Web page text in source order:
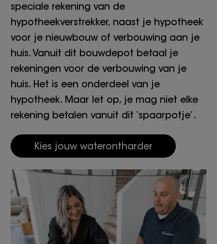
speciale rekening van de
hypotheekverstrekker, naast je hypotheek
voor je nieuwbouw of verbouwing aan je
huis. Vanuit dit bouwdepot betaal je
rekeningen voor de verbouwing van je
huis. Het is een onderdeel van je
hypotheek. Maar let op, je mag niet elke
rekening betalen vanuit dit ‘spaarpotje’.
Kies jouw waterontharder